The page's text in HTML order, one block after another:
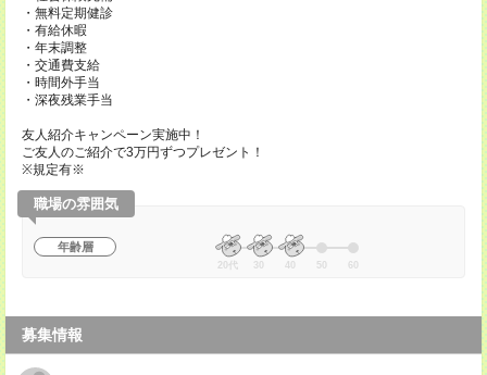
・無料定期健診
・有給休暇
・年末調整
・交通費支給
・時間外手当
・深夜残業手当
友人紹介キャンペーン実施中！
ご友人のご紹介で3万円ずつプレゼント！
※規定有※
職場の雰囲気
年齢層
20代 30 40 50 60
募集情報